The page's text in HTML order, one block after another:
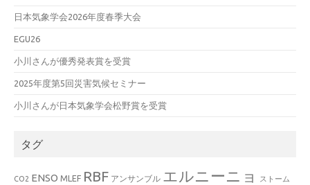
日本気象学会2026年度春季大会
EGU26
小川さんが優秀発表賞を受賞
2025年度第5回災害気候セミナー
小川さんが日本気象学会松野賞を受賞
タグ
CO2 ENSO MLEF RBF アンサンブル エルニーニョ ストーム